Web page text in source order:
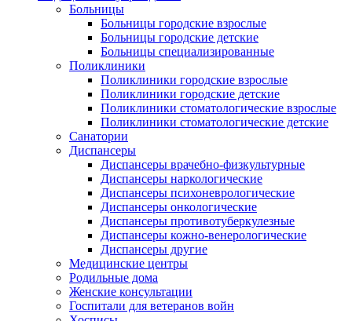
Больницы
Больницы городские взрослые
Больницы городские детские
Больницы специализированные
Поликлиники
Поликлиники городские взрослые
Поликлиники городские детские
Поликлиники стоматологические взрослые
Поликлиники стоматологические детские
Санатории
Диспансеры
Диспансеры врачебно-физкультурные
Диспансеры наркологические
Диспансеры психоневрологические
Диспансеры онкологические
Диспансеры противотуберкулезные
Диспансеры кожно-венерологические
Диспансеры другие
Медицинские центры
Родильные дома
Женские консультации
Госпитали для ветеранов войн